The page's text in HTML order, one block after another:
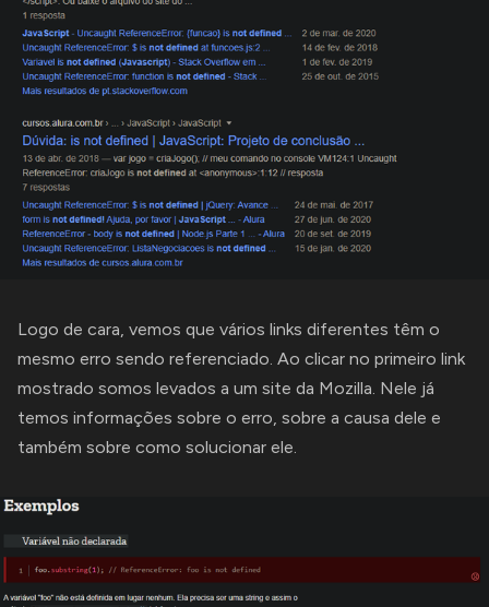
Logo de cara, vemos que vários links diferentes têm o
mesmo erro sendo referenciado. Ao clicar no primeiro link
mostrado somos levados a um site da Mozilla. Nele já
temos informações sobre o erro, sobre a causa dele e
também sobre como solucionar ele.